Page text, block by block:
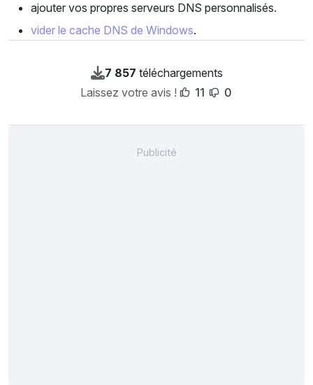
ajouter vos propres serveurs DNS personnalisés.
vider le cache DNS de Windows.
7 857 téléchargements
Laissez votre avis !
11 0